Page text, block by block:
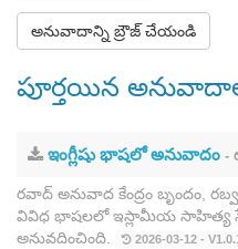
అనువాదాన్ని బ్రౌజ్ చేయండి
పూర్తయిన
ఇంగ్లీషు భాషలో అనువాదం -
రవాద్ అనువాద కేంద్రం
వివిధ భాషలలో ఇస్లామీయ సాహిత్య
అనువదించింది.
2026-03-12 -